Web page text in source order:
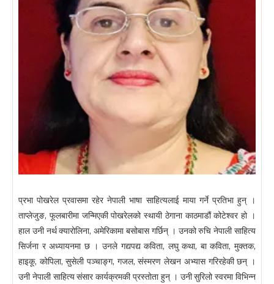
प्रभा पोखरेल प्रवासमा रहेर नेपाली भाषा साहित्यलाई माया गर्ने प्रतिभा हुन् ।
ताप्लेजुङ, फूलबारीमा जन्मिएकी पोखरेलको स्थायी ठेगाना काठमाडौं कोटेश्वर हो ।
हाल उनी नर्थ क्यारोलिना, अमेरिकामा बसोबास गर्छिन् । उनको रुचि नेपाली साहित्य
सिर्जना र अध्यायनमा छ । उनले गद्यपद्य कविता, लघु कथा, बा कविता, मुक्तक,
हाइकू, कोपिला, सुसेली पञ्चाङ्ग, गजल, संस्मरण लेखन अभ्यास गरिरहेकी छन् ।
उनी नेपाली साहित्य संसार कार्यक्रमकी प्रस्तोता हुन् । उनी सुरिलो स्वरमा विभिन्न